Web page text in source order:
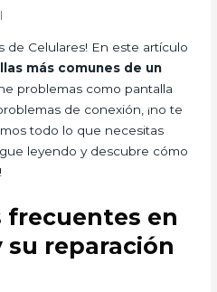
de Celulares! En este artículo
más comunes de un
problemas como pantalla
de conexión, ¡no te
todo lo que necesitas
leyendo y descubre cómo
frecuentes en
su reparación